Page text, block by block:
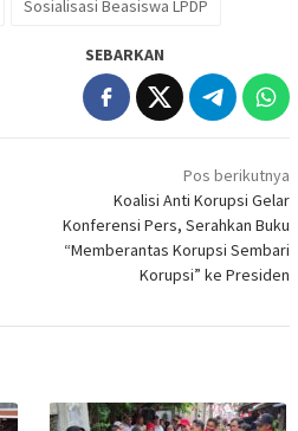
Sosialisasi Beasiswa LPDP
SEBARKAN
Pos berikutnya
Koalisi Anti Korupsi Gelar
Konferensi Pers, Serahkan Buku
“Memberantas Korupsi Sembari
Korupsi” ke Presiden